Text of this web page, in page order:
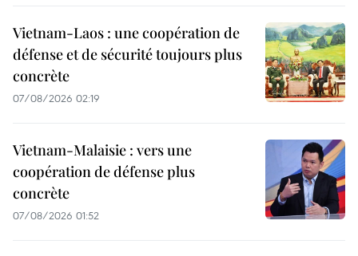
Vietnam-Laos : une coopération de
défense et de sécurité toujours plus
concrète
07/08/2026 02:19
Vietnam-Malaisie : vers une
coopération de défense plus
concrète
07/08/2026 01:52